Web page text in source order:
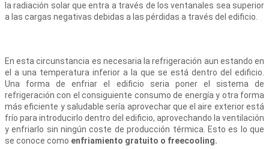
la radiación solar que entra a través de los ventanales sea superior
a las cargas negativas debidas a las pérdidas a través del edificio.
En esta circunstancia es necesaria la refrigeración aun estando en
el a una temperatura inferior a la que se está dentro del edificio.
Una forma de enfriar el edificio seria poner el sistema de
refrigeración con el consiguiente consumo de energía y otra forma
más eficiente y saludable sería aprovechar que el aire exterior está
frío para introducirlo dentro del edificio, aprovechando la ventilación
y enfriarlo sin ningún coste de producción térmica. Esto es lo que
se conoce como enfriamiento gratuito o freecooling.